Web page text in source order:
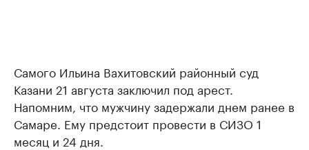
Самого Ильина Вахитовский районный суд
Казани 21 августа заключил под арест.
Напомним, что мужчину задержали днем ранее в
Самаре. Ему предстоит провести в СИЗО 1
месяц и 24 дня.